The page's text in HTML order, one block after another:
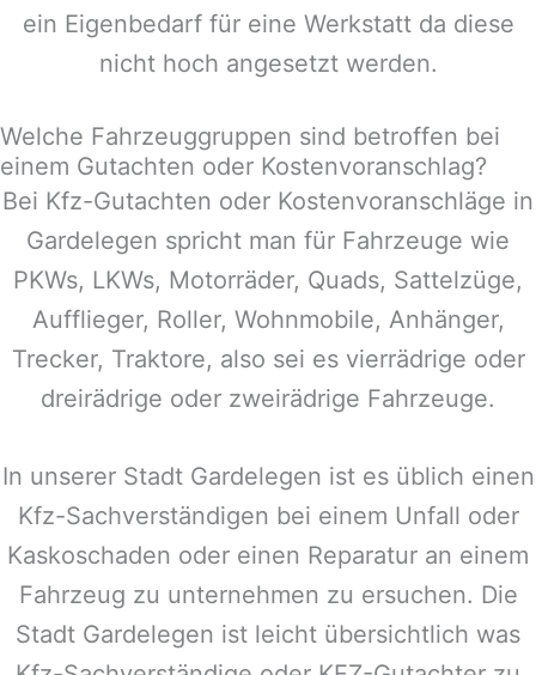
ein Eigenbedarf für eine Werkstatt da diese
nicht hoch angesetzt werden.
Welche Fahrzeuggruppen sind betroffen bei
einem Gutachten oder Kostenvoranschlag?
Bei Kfz-Gutachten oder Kostenvoranschläge in
Gardelegen spricht man für Fahrzeuge wie
PKWs, LKWs, Motorräder, Quads, Sattelzüge,
Aufflieger, Roller, Wohnmobile, Anhänger,
Trecker, Traktore, also sei es vierrädrige oder
dreirädrige oder zweirädrige Fahrzeuge.
In unserer Stadt Gardelegen ist es üblich einen
Kfz-Sachverständigen bei einem Unfall oder
Kaskoschaden oder einen Reparatur an einem
Fahrzeug zu unternehmen zu ersuchen. Die
Stadt Gardelegen ist leicht übersichtlich was